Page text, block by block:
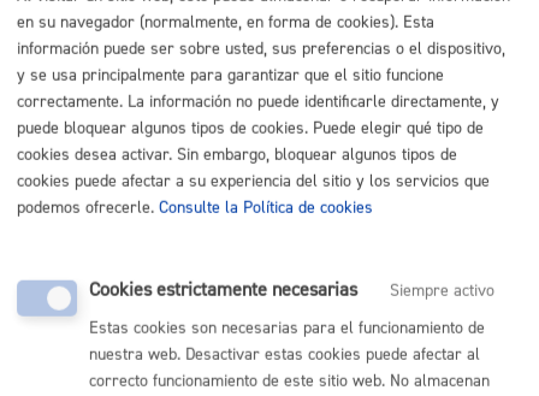
Buscar
Listado completo de Trámites
Mujer
Inscripción para participar en actividades relacionadas con
ONLINE
TELÉFONO
MÁQUINA
en su navegador (normalmente, en forma de cookies). Esta
información puede ser sobre usted, sus preferencias o el dispositivo,
y se usa principalmente para garantizar que el sitio funcione
correctamente. La información no puede identificarle directamente, y
puede bloquear algunos tipos de cookies. Puede elegir qué tipo de
cookies desea activar. Sin embargo, bloquear algunos tipos de
cookies puede afectar a su experiencia del sitio y los servicios que
podemos ofrecerle. Consulte la Política de cookies
Cookies estrictamente necesarias
Siempre activo
Estas cookies son necesarias para el funcionamiento de
nuestra web. Desactivar estas cookies puede afectar al
correcto funcionamiento de este sitio web. No almacenan